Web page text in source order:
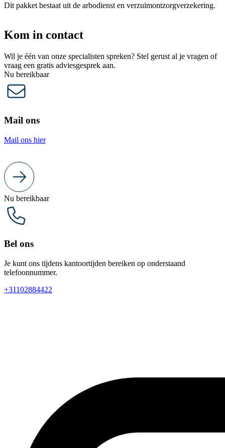
Dit pakket bestaat uit de arbodienst en verzuimontzorgverzekering.
Kom in contact
Wil je één van onze specialisten spreken? Stel gerust al je vragen of
vraag een gratis adviesgesprek aan.
Nu bereikbaar
Mail ons
Mail ons hier
Nu bereikbaar
Bel ons
Je kunt ons tijdens kantoortijden bereiken op onderstaand
telefoonnummer.
+31102884422